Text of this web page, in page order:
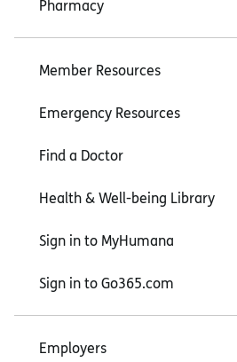
Pharmacy
Member Resources
Emergency Resources
Find a Doctor
Health & Well-being Library
Sign in to MyHumana
Sign in to Go365.com
Employers